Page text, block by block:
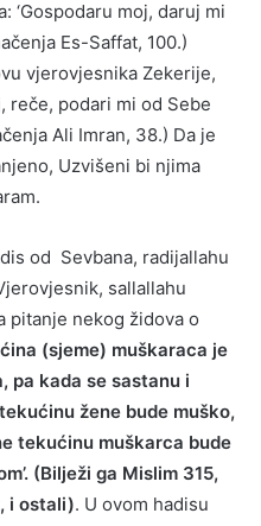
‘Gospodaru moj, daruj mi
Es-Saffat, 100.)
vjerovjesnika Zekerije,
reče, podari mi od Sebe
Ali Imran, 38.) Da je
Uzvišeni bi njima
od Sevbana, radijallahu
sallallahu
pitanje nekog židova o
(sjeme) muškaraca je
pa kada se sastanu i
žene bude muško,
tekućinu muškarca bude
(Bilježi ga Mislim 315,
i ostali). U ovom hadisu